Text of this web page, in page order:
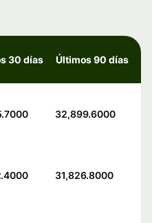
30 días Últimos 90 días
32,899.6000
31,826.8000